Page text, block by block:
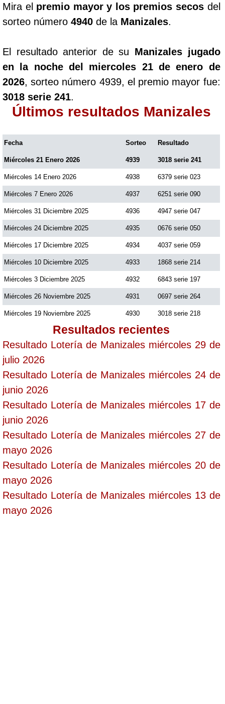
Paisita Día
Paisita 3
Pick 3 Día
Pick 3 Noche
Pick 4 Día
Pick 4 Noche
Pijao de Oro
Saman de la suerte
Sinuano Día
Sinuano Noche
Super Chontico Noche
Mira el premio mayor y los premios secosdel
sorteo número 4940 de la Manizales.
El resultado anterior de su Manizales jugado
en la noche del miercoles 21 de enero de
2026, sorteo número 4939, el premio mayor fue:
3018 serie 241.
Últimos resultados Manizales
Fecha Sorteo Resultado
Miércoles 21 Enero 2026 4939 3018 serie 241
Miércoles 14 Enero 2026 4938 6379 serie 023
Miércoles 7 Enero 2026 4937 6251 serie 090
Miércoles 31 Diciembre 2025 4936 4947 serie 047
Miércoles 24 Diciembre 2025 4935 0676 serie 050
Miércoles 17 Diciembre 2025 4934 4037 serie 059
Miércoles 10 Diciembre 2025 4933 1868 serie 214
Miércoles 3 Diciembre 2025 4932 6843 serie 197
Miércoles 26 Noviembre 2025 4931 0697 serie 264
Miércoles 19 Noviembre 2025 4930 3018 serie 218
Resultados recientes
Resultado Lotería de Manizales miércoles 29 de
julio 2026
Resultado Lotería de Manizales miércoles 24 de
junio 2026
Resultado Lotería de Manizales miércoles 17 de
junio 2026
Resultado Lotería de Manizales miércoles 27 de
mayo 2026
Resultado Lotería de Manizales miércoles 20 de
mayo 2026
Resultado Lotería de Manizales miércoles 13 de
mayo 2026